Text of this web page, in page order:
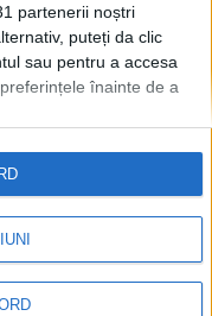
partenerii noștri
puteți da clic
sau pentru a accesa
înainte de a
revenind la acest site
din partea de jos a